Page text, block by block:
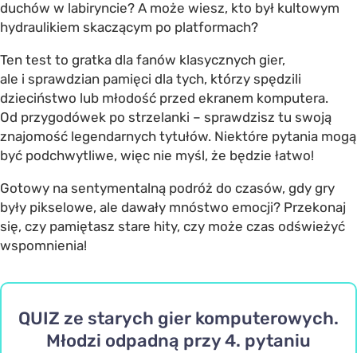
duchów w labiryncie? A może wiesz, kto był kultowym
hydraulikiem skaczącym po platformach?
Ten test to gratka dla fanów klasycznych gier,
ale i sprawdzian pamięci dla tych, którzy spędzili
dzieciństwo lub młodość przed ekranem komputera.
Od przygodówek po strzelanki – sprawdzisz tu swoją
znajomość legendarnych tytułów. Niektóre pytania mogą
być podchwytliwe, więc nie myśl, że będzie łatwo!
Gotowy na sentymentalną podróż do czasów, gdy gry
były pikselowe, ale dawały mnóstwo emocji? Przekonaj
się, czy pamiętasz stare hity, czy może czas odświeżyć
wspomnienia!
QUIZ ze starych gier komputerowych.
Młodzi odpadną przy 4. pytaniu